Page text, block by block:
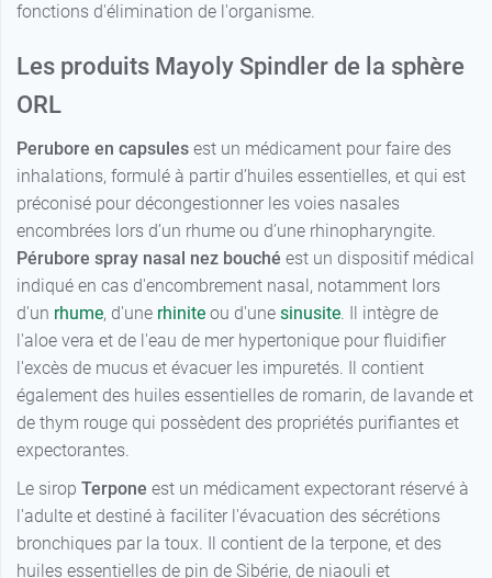
fonctions d'élimination de l'organisme.
Les produits Mayoly Spindler de la sphère
ORL
Perubore en capsules est un médicament pour faire des
inhalations, formulé à partir d’huiles essentielles, et qui est
préconisé pour décongestionner les voies nasales
encombrées lors d’un rhume ou d’une rhinopharyngite.
Pérubore spray nasal nez bouché est un dispositif médical
indiqué en cas d'encombrement nasal, notamment lors
d'un rhume, d'une rhinite ou d'une sinusite. Il intègre de
l'aloe vera et de l'eau de mer hypertonique pour fluidifier
l'excès de mucus et évacuer les impuretés. Il contient
également des huiles essentielles de romarin, de lavande et
de thym rouge qui possèdent des propriétés purifiantes et
expectorantes.
Le sirop Terpone est un médicament expectorant réservé à
l'adulte et destiné à faciliter l'évacuation des sécrétions
bronchiques par la toux. Il contient de la terpone, et des
huiles essentielles de pin de Sibérie, de niaouli et